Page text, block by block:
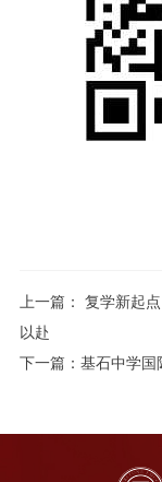
上一篇： 复学新起
以赴
下一篇： 基石中学国